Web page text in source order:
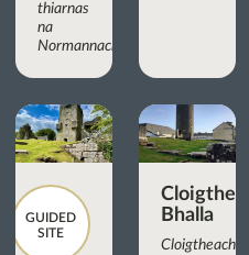
thiarnas
na
Normannach
GUIDED
SITE
Bhalla
Cloigtheach